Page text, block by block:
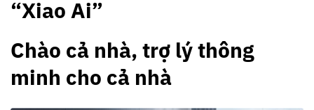
“Xiao Ai”
Chào cả nhà, trợ lý thông
minh cho cả nhà